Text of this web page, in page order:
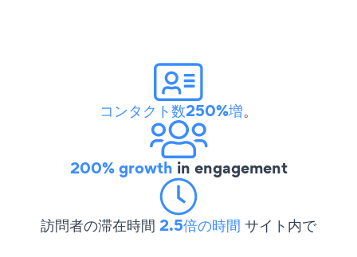
コンタクト数250%増。
200% growth in engagement
訪問者の滞在時間 2.5倍の時間 サイト内で